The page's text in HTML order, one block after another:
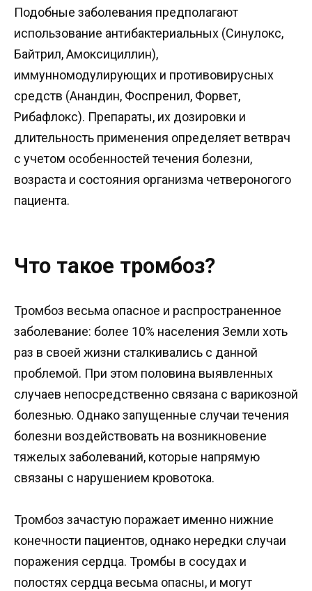
Подобные заболевания предполагают
использование антибактериальных (Синулокс,
Байтрил, Амоксициллин),
иммунномодулирующих и противовирусных
средств (Анандин, Фоспренил, Форвет,
Рибафлокс). Препараты, их дозировки и
длительность применения определяет ветврач
с учетом особенностей течения болезни,
возраста и состояния организма четвероногого
пациента.
Что такое тромбоз?
Тромбоз весьма опасное и распространенное
заболевание: более 10% населения Земли хоть
раз в своей жизни сталкивались с данной
проблемой. При этом половина выявленных
случаев непосредственно связана с варикозной
болезнью. Однако запущенные случаи течения
болезни воздействовать на возникновение
тяжелых заболеваний, которые напрямую
связаны с нарушением кровотока.
Тромбоз зачастую поражает именно нижние
конечности пациентов, однако нередки случаи
поражения сердца. Тромбы в сосудах и
полостях сердца весьма опасны, и могут